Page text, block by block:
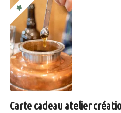
Carte cadeau atelier